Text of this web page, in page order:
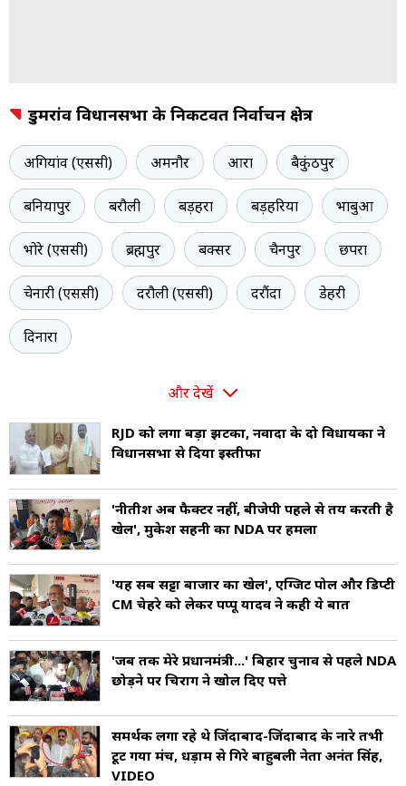
डुमरांव विधानसभा के निकटवर्ती निर्वाचन क्षेत्र
अगियांव (एससी) अमनौर आरा बैकुंठपुर
बनियापुर बरौली बड़हरा बड़हरिया भाबुआ
भोरे (एससी) ब्रह्मपुर बक्सर चैनपुर छपरा
चेनारी (एससी) दरौली (एससी) दरौंदा डेहरी
दिनारा
और देखें
RJD को लगा बड़ा झटका, नवादा के दो विधायकों ने
विधानसभा से दिया इस्तीफा
'नीतीश अब फैक्टर नहीं, बीजेपी पहले से तय करती है
खेल', मुकेश सहनी का NDA पर हमला
'यह सब सट्टा बाजार का खेल', एग्जिट पोल और डिप्टी
CM चेहरे को लेकर पप्पू यादव ने कही ये बात
'जब तक मेरे प्रधानमंत्री...' बिहार चुनाव से पहले NDA
छोड़ने पर चिराग ने खोल दिए पत्ते
समर्थक लगा रहे थे जिंदाबाद-जिंदाबाद के नारे तभी
टूट गया मंच, धड़ाम से गिरे बाहुबली नेता अनंत सिंह,
VIDEO